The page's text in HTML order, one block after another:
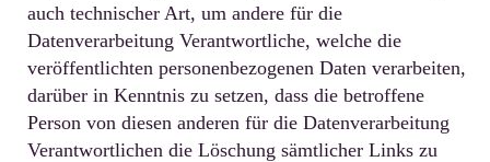
auch technischer Art, um andere für die
Datenverarbeitung Verantwortliche, welche die
veröffentlichten personenbezogenen Daten verarbeiten,
darüber in Kenntnis zu setzen, dass die betroffene
Person von diesen anderen für die Datenverarbeitung
Verantwortlichen die Löschung sämtlicher Links zu